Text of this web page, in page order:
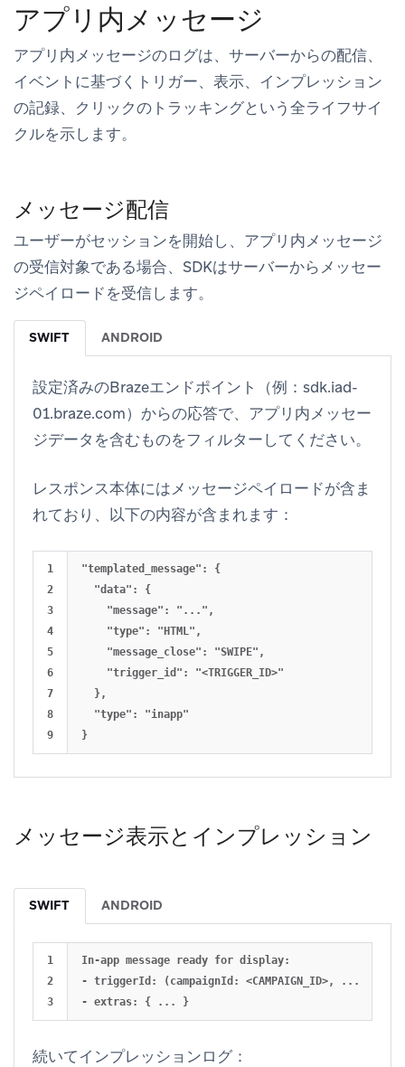
アプリ内メッセージ
アプリ内メッセージのログは、サーバーからの配信、
イベントに基づくトリガー、表示、インプレッション
の記録、クリックのトラッキングという全ライフサイ
クルを示します。
メッセージ配信
ユーザーがセッションを開始し、アプリ内メッセージ
の受信対象である場合、SDKはサーバーからメッセー
ジペイロードを受信します。
SWIFT ANDROID
設定済みのBrazeエンドポイント（例：sdk.iad-
01.braze.com）からの応答で、アプリ内メッセー
ジデータを含むものをフィルターしてください。
レスポンス本体にはメッセージペイロードが含ま
れており、以下の内容が含まれます：
1
2
3
4
5
6
7
8
"templated_message": {
  "data": {
    "message": "...",
    "type": "HTML",
    "message_close": "SWIPE",
    "trigger_id": "<TRIGGER_ID>"
  },
  "type": "inapp"
メッセージ表示とインプレッション
SWIFT ANDROID
1
2
In-app message ready for display:
- triggerId: (campaignId: <CAMPAIGN_ID>, ...)
続いてインプレッションログ：